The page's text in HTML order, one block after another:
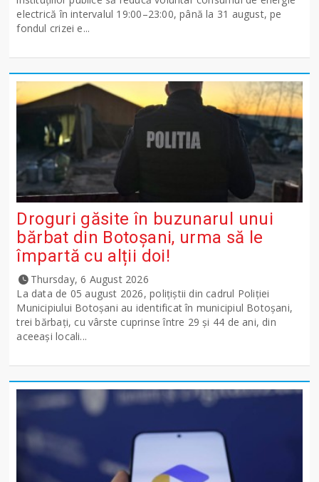
electrică în intervalul 19:00–23:00, până la 31 august, pe
fondul crizei e...
Droguri găsite în buzunarul unui
bărbat din Botoșani, urma să le
împartă cu alții doi!
Thursday, 6 August 2026
La data de 05 august 2026, polițiștii din cadrul Poliției
Municipiului Botoșani au identificat în municipiul Botoșani,
trei bărbați, cu vârste cuprinse între 29 și 44 de ani, din
aceeași locali...